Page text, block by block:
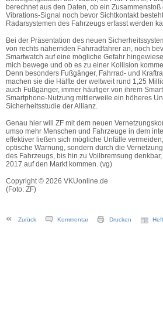
berechnet aus den Daten, ob ein
Vibrations-Signal noch bevor Sichtkontakt
Radarsystemen des Fahrzeugs erfasst werden
Bei der Präsentation des neuen
von rechts nähernden Fahrradfahrer an, noch
Smartwatch auf eine mögliche Gefahr
mich bewege und ob es zu einer Kollision
Denn besonders Fußgänger, Fahrrad- und
machen sie die Hälfte der weltweit rund 1,25
auch Fußgänger, immer häufiger von ihrem
Smartphone-Nutzung mittlerweile ein höheres
Sicherheitsstudie der Allianz.
Genau hier will ZF mit dem neuen
umso mehr Menschen und Fahrzeuge in dem
effektiver ließen sich mögliche Unfälle
optische Warnung, sondern durch die
des Fahrzeugs, bis hin zu Vollbremsung
2017 auf den Markt kommen. (vg)
Copyright © 2026 VKUonline.de
(Foto: ZF)
Zurück Kommentar Drucken